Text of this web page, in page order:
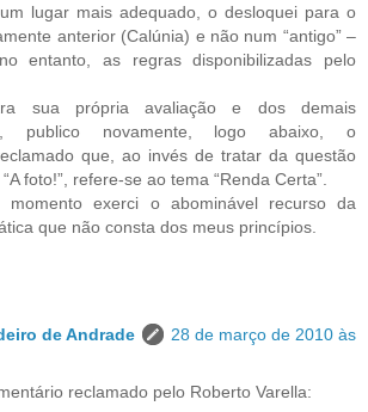
lugar mais adequado, o desloquei para o
anterior (Calúnia) e não num “antigo” –
entanto, as regras disponibilizadas pelo
sua própria avaliação e dos demais
publico novamente, logo abaixo, o
que, ao invés de tratar da questão
foto!”, refere-se ao tema “Renda Certa”.
momento exerci o abominável recurso da
que não consta dos meus princípios.
de Andrade
28 de março de 2010 às
reclamado pelo Roberto Varella: